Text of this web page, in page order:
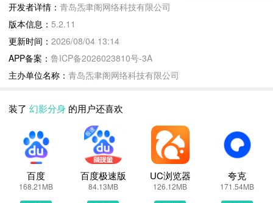
1.兼容Android 16
2.移除广告
3.兼容更多APP
幻影分身5.2.11 下载安装说明：
下载幻影分身到手机上面的方法有很多。 安卓系统的手机可以在豌
用手机扫描幻影分身下载的二维码获取下载链接！有手机端直接访问
网页下载也是可以的，下面就为大家介绍下手机网页怎么下载最新幻
影分身5.2.11
第一步：
首先，我们手机里要有一个浏览器，小编比较喜欢用UC浏览器，当
开发者详情： 青岛炁聿阁网络科技有限公司
版本信息： 5.2.11
更新时间： 2026/08/04 13:14
APP备案： 鲁ICP备2026023810号-3A
主办单位名称： 青岛炁聿阁网络科技有限公司
装了 幻影分身 的用户还喜欢
百度
168.21MB
百度极速版
84.13MB
UC浏览器
126.12MB
夸克
171.54MB